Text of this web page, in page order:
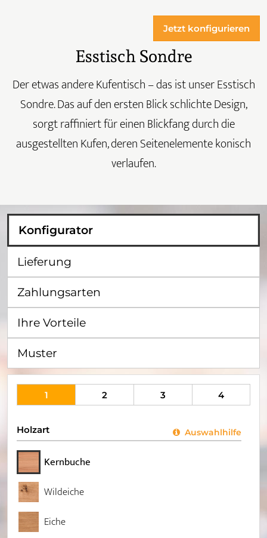
Jetzt konfigurieren
Esstisch Sondre
Der etwas andere Kufentisch – das ist unser Esstisch
Sondre. Das auf den ersten Blick schlichte Design,
sorgt raffiniert für einen Blickfang durch die
ausgestellten Kufen, deren Seitenelemente konisch
verlaufen.
Konfigurator
Lieferung
Zahlungsarten
Ihre Vorteile
Muster
1 2 3 4
Holzart Auswahlhilfe
Kernbuche
Wildeiche
Eiche